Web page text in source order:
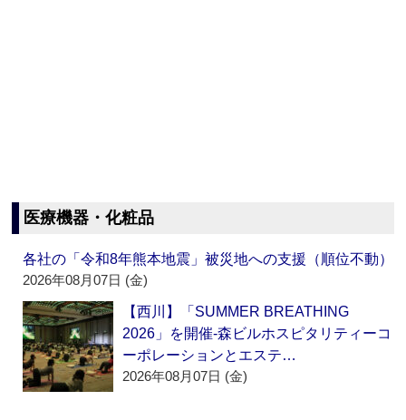
医療機器・化粧品
各社の「令和8年熊本地震」被災地への支援（順位不動）
2026年08月07日 (金)
【西川】「SUMMER BREATHING
2026」を開催‐森ビルホスピタリティーコ
ーポレーションとエステ…
2026年08月07日 (金)